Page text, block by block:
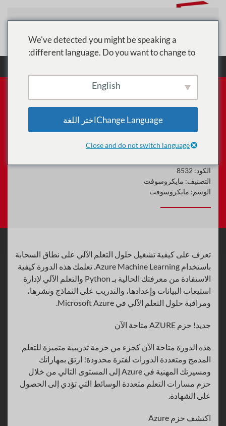
تصميم وتنفيذ حل علوم البيانات
على Azure (DP-100)
الكود: 8532
التصنيف: مايكروسوفت
الوسم: مايكروسوفت
تعرف على كيفية تشغيل حلول التعلم الآلي على نطاق السحابة
باستخدام Azure Machine Learning. تعلمك هذه الدورة كيفية
الاستفادة من معرفتك الحالية بـ Python والتعلم الآلي لإدارة
استيعاب البيانات وإعدادها، والتدريب على النماذج ونشرها،
ومراقبة حلول التعلم الآلي في Microsoft Azure.
جديد! حزم AZURE متاحة الآن
هذه الدورة متاحة الآن كجزء من حزمة تدريبية متميزة للتعلم
المدمج ومتعددة الدورات لفترة محدودة! ارتق بمهاراتك
ومسيرتك المهنية في Azure إلى المستوى التالي من خلال
حزم مسارات التعلم متعددة الوسائط التي تؤدي إلى الحصول
على الشهادة.
اكتشف حزم Azure
We've detected you might be speaking a
different language. Do you want to change to:
English
Change Languageاختر اللغة
Close and do not switch language